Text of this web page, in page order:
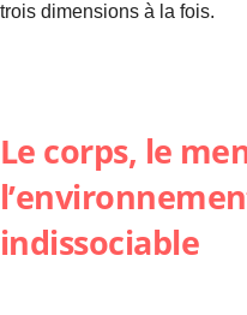
trois dimensions à la fois.
Le corps, le
indissociable